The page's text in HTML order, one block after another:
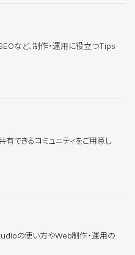
など、制作・運用に役立つTips
できるコミュニティをご用意し
の使い方やWeb制作・運用の